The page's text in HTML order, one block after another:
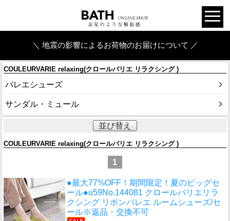
＼ 地震の影響によるお荷物のお届けについて ／
COULEURVARIE relaxing(クロールバリエ リラクシング )
バレエシューズ
サンダル・ミュール
並び替え
COULEURVARIE relaxing(クロールバリエ リラクシング )
1
●最大77%OFF！期間限定！夏のビッグセ
ール●u59No.144081 クロールバリエリラ
クシング リボンバレエ ルームシューズ/セ
ール※返品・交換不可